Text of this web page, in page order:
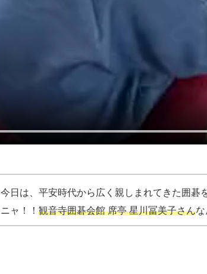
今日は、平安時代から広く親しまれてきた囲碁
ニャ！！観音寺囲碁会館 席亭 星川冨美子さんな